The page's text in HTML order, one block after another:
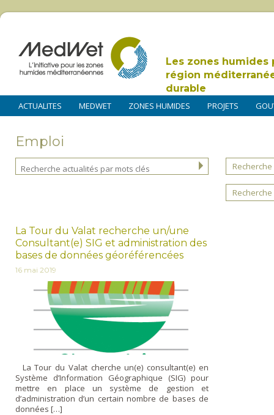
Les zones humides
région
durable
ACTUALITES MEDWET ZONES HUMIDES PROJETS
Emploi
La Tour du Valat recherche un/une
Consultant(e) SIG et administration des
bases de données géoréférencées
16 mai 2019
La Tour du Valat cherche un(e) consultant(e) en
Système d’Information Géographique (SIG) pour
mettre en place un système de gestion et
d’administration d’un certain nombre de bases de
données […]